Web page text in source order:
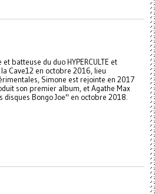
batteuse du duo HYPERCULTE et
Cave12 en octobre 2016, lieu
Simone est rejointe en 2017
son premier album, et Agathe Max
Bongo Joe" en octobre 2018.